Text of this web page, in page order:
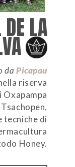
LA
da Picapau
riserva
Oxapampa
tecniche di
Honey.